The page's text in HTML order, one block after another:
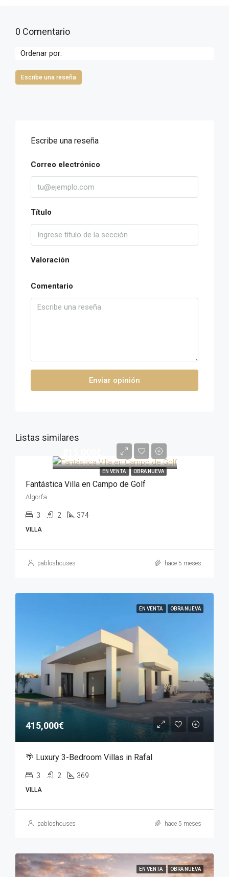
0 Comentario
Ordenar por:
Escribe una reseña
Escribe una reseña
Correo electrónico
Título
Valoración
Comentario
Enviar opinión
Listas similares
EN VENTA OBRA NUEVA
Fantástica Villa en Campo de Golf
Algorfa
3 2 374
VILLA
pabloshouses hace 5 meses
EN VENTA OBRA NUEVA
415,000€
🌴 Luxury 3-Bedroom Villas in Rafal
3 2 369
VILLA
pabloshouses hace 5 meses
EN VENTA OBRA NUEVA